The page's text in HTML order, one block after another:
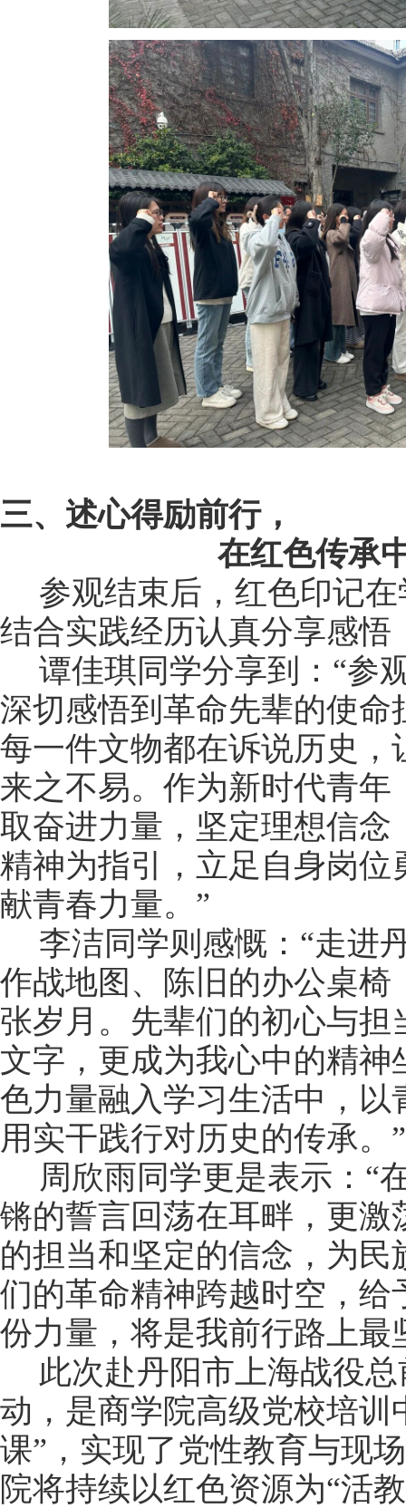
三、述心得励前行，
在红色传承
参观结束后，红色印记
结合实践经历认真分享感悟
谭佳琪同学分享到： “参
深切感悟到革命先辈的使
每一件文物都在诉说历史
来之不易。作为新时代青
取奋进力量，坚定理想信
精神为指引，立足自身岗
献青春力量。 ”
李洁同学则感慨： “走进
作战地图、陈旧的办公桌
张岁月。先辈们的初心与
文字，更成为我心中的精
色力量融入学习生活中，
用实干践行对历史的传承。 ”
周欣雨同学更是表示： “
锵的誓言回荡在耳畔，更
的担当和坚定的信念，为
们的革命精神跨越时空，
份力量，将是我前行路上最
此次赴丹阳市上海战役
动，是商学院高级党校培训
课” ，实现了党性教育与现
院将持续以红色资源为“活